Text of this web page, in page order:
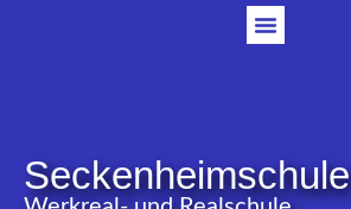
Seckenheimschule